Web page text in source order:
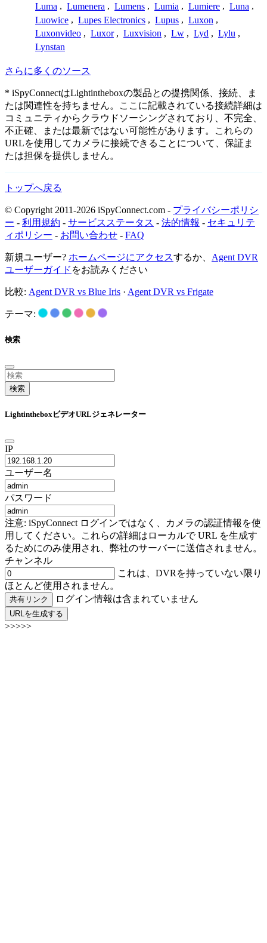
Luma , Lumenera , Lumens , Lumia , Lumiere , Luna ,
Luowice , Lupes Electronics , Lupus , Luxon ,
Luxonvideo , Luxor , Luxvision , Lw , Lyd , Lylu ,
Lynstan
さらに多くのソース
* iSpyConnectはLightintheboxの製品との提携関係、接続、ま
たは関連性を持ちません。ここに記載されている接続詳細は
コミュニティからクラウドソーシングされており、不完全、
不正確、または最新ではない可能性があります。これらの
URLを使用してカメラに接続できることについて、保証ま
たは担保を提供しません。
トップへ戻る
© Copyright 2011-2026 iSpyConnect.com - プライバシーポリシ
ー - 利用規約 - サービスステータス - 法的情報 - セキュリテ
ィポリシー - お問い合わせ - FAQ
新規ユーザー? ホームページにアクセスするか、 Agent DVR
ユーザーガイド をお読みください
比較: Agent DVR vs Blue Iris · Agent DVR vs Frigate
テーマ:
検索
検索
LightintheboxビデオURLジェネレーター
IP
ユーザー名
パスワード
注意: iSpyConnect ログインではなく、カメラの認証情報を使
用してください。これらの詳細はローカルで URL を生成す
るためにのみ使用され、弊社のサーバーに送信されません。
チャンネル
これは、DVRを持っていない限り
ほとんど使用されません。
共有リンク ログイン情報は含まれていません
URLを生成する
>>>>>